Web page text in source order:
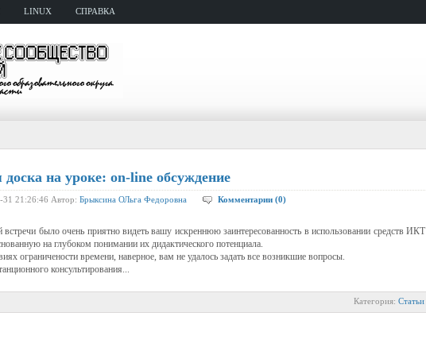
LINUX СПРАВКА
на уроке: on-line обсуждение
31 21:26:46 Автор: Брыксина ОЛьга Федоровна Комментарии (0)
встречи было очень приятно видеть вашу искреннюю заинтересованность в использовании средств ИКТ
на глубоком понимании их дидактического потенциала.
ограничености времени, наверное, вам не удалось задать все возникшие вопросы.
консультирования...
Категория: Статьи